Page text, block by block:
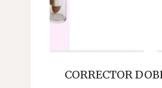
CORRECTOR